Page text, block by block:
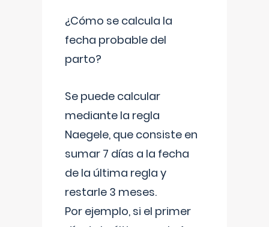
¿Cómo se calcula la
fecha probable del
parto?
Se puede calcular
mediante la regla
Naegele, que consiste en
sumar 7 días a la fecha
de la última regla y
restarle 3 meses.
Por ejemplo, si el primer